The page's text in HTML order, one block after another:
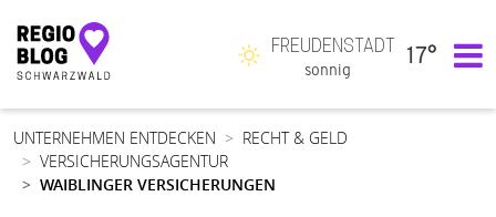
Hauptnavigation
FREUDENSTADT
sonnig
17°
UNTERNEHMEN ENTDECKEN
RECHT & GELD
VERSICHERUNGSAGENTUR
WAIBLINGER VERSICHERUNGEN